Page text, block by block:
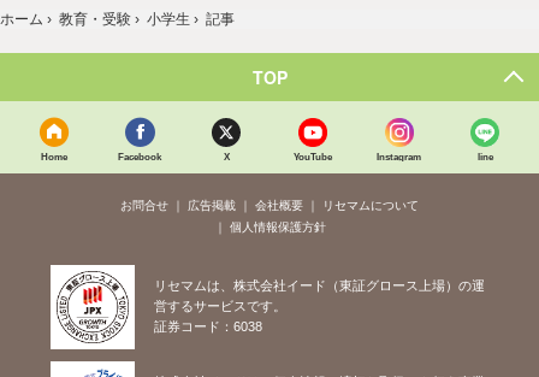
ホーム › 教育・受験 › 小学生 › 記事
TOP
Home Facebook X YouTube Instagram line
お問合せ 広告掲載 会社概要
リセマムについて
個人情報保護方針
リセマムは、株式会社イード（東証グロース上場）の運
営するサービスです。
証券コード：6038